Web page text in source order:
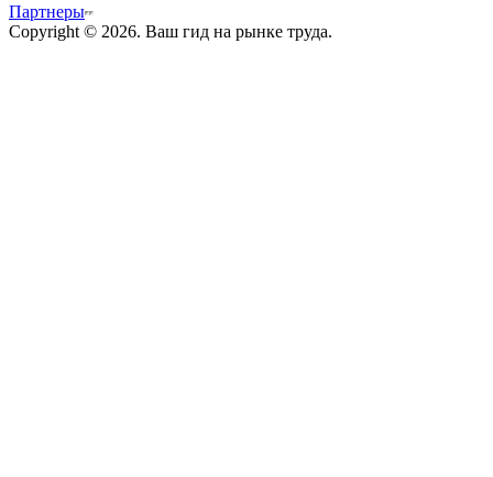
Партнеры
Copyright © 2026. Ваш гид на рынке труда.